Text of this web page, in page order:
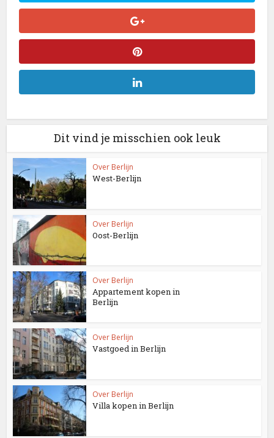
Dit vind je misschien ook leuk
Over Berlijn
West-Berlijn
Over Berlijn
Oost-Berlijn
Over Berlijn
Appartement kopen in
Berlijn
Over Berlijn
Vastgoed in Berlijn
Over Berlijn
Villa kopen in Berlijn